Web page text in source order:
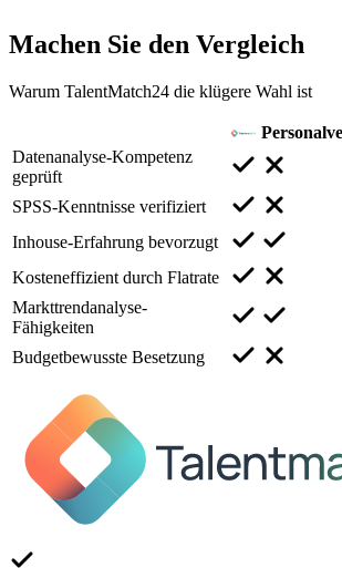
Machen Sie den Vergleich
Warum TalentMatch24 die klügere Wahl ist
Datenanalyse-Kompetenz
geprüft
SPSS-Kenntnisse verifiziert
Inhouse-Erfahrung bevorzugt
Kosteneffizient durch Flatrate
Markttrendanalyse-
Fähigkeiten
Budgetbewusste Besetzung